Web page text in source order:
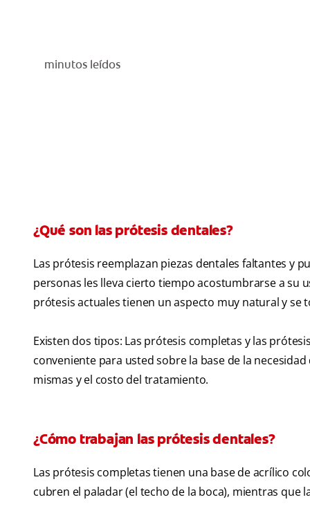
minutos leídos
¿Qué son las prótesis dentales?
Las prótesis reemplazan piezas dentales faltantes y
personas les lleva cierto tiempo acostumbrarse a su
prótesis actuales tienen un aspecto muy natural y se
Existen dos tipos: Las prótesis completas y las
conveniente para usted sobre la base de la
mismas y el costo del tratamiento.
¿Cómo trabajan las prótesis dentales?
Las prótesis completas tienen una base de acrílico
cubren el paladar (el techo de la boca), mientras